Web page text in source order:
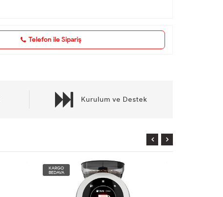
Telefon ile Sipariş
Kurulum ve Destek
KARGO
BEDAVA